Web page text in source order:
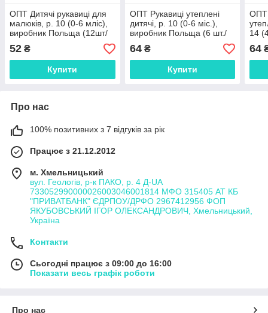
ОПТ Дитячі рукавиці для
малюків, р. 10 (0-6 мліс),
виробник Польща (12шт/
набір)
52 ₴
Купити
ОПТ Рукавиці утеплені
дитячі, р. 10 (0-6 міс.),
виробник Польща (6 шт./
набір)
64₴
Купити
ОПТ
14
64
Про нас
100% позитивних з 7 відгуків за рік
Працює з 21.12.2012
м. Хмельницький
вул. Геологів, р-к ПАКО, р. 4 Д-UA
733052990000026003046001814 МФО 315405 АТ КБ
"ПРИВАТБАНК" ЄДРПОУ/ДРФО 2967412956 ФОП
ЯКУБОВСЬКИЙ ІГОР ОЛЕКСАНДРОВИЧ, Хмельницький,
Україна
Контакти
Сьогодні працює з 09:00 до 16:00
Показати весь графік роботи
Про нас